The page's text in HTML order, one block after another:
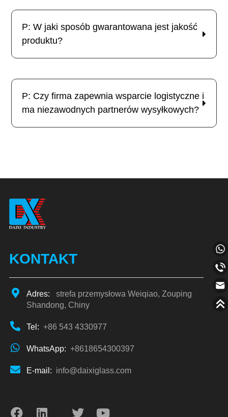
P: W jaki sposób gwarantowana jest jakość
produktu?
P: Czy firma zapewnia wsparcie logistyczne i
ma niezawodnych partnerów wysyłkowych?
KONTAKT
Adres:
strefa przemysłowa Weiqiao, Zouping
Shandong, Chiny
Tel: +86 543 4330977
WhatsApp: +8618654300397
E-mail: info@daixiglass.com